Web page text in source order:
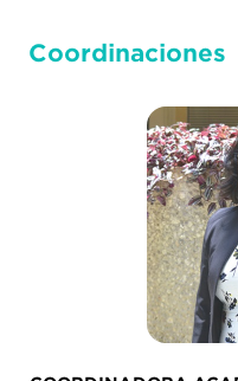
Coordinaciones